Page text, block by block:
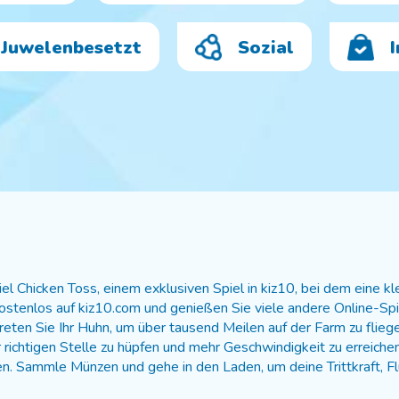
Juwelenbesetzt Sozial
Toss, einem exklusiven Spiel in kiz10, bei dem eine
auf kiz10.com und genießen Sie viele andere Online-
Sie Ihr Huhn, um über tausend Meilen auf der Farm zu
Stelle zu hüpfen und mehr Geschwindigkeit zu
Sammle Münzen und gehe in den Laden, um deine Trittkraft,